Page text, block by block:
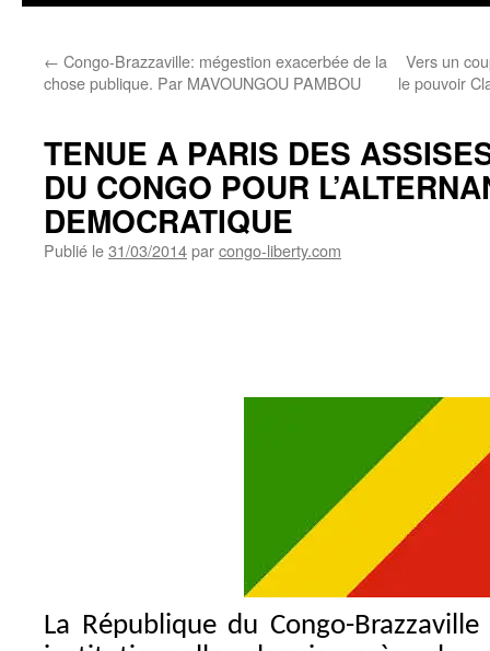
← Congo-Brazzaville: mégestion exacerbée de la
chose publique. Par MAVOUNGOU PAMBOU
Vers un
le pouvoir
TENUE A PARIS DES
DU CONGO POUR
DEMOCRATIQUE
Publié le31/03/2014parcongo-liberty.com
La République du Congo-